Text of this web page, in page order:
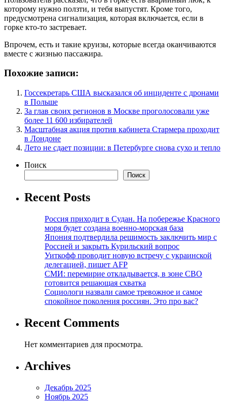
которому нужно ползти, и тебя выпустят. Кроме того,
предусмотрена сигнализация, которая включается, если в
горке кто-то застревает.
Впрочем, есть и такие круизы, которые всегда оканчиваются
вместе с жизнью пассажира.
Похожие записи:
Госсекретарь США высказался об инциденте с дронами
в Польше
За глав своих регионов в Москве проголосовали уже
более 11 600 избирателей
Масштабная акция против кабинета Стармера проходит
в Лондоне
Лето не сдает позиции: в Петербурге снова сухо и тепло
Поиск
Поиск
Recent Posts
Россия приходит в Судан. На побережье Красного
моря будет создана военно-морская база
Япония подтвердила решимость заключить мир с
Россией и закрыть Курильский вопрос
Уиткофф проводит новую встречу с украинской
делегацией, пишет AFP
СМИ: перемирие откладывается, в зоне СВО
готовится решающая схватка
Социологи назвали самое тревожное и самое
спокойное поколения россиян. Это про вас?
Recent Comments
Нет комментариев для просмотра.
Archives
Декабрь 2025
Ноябрь 2025